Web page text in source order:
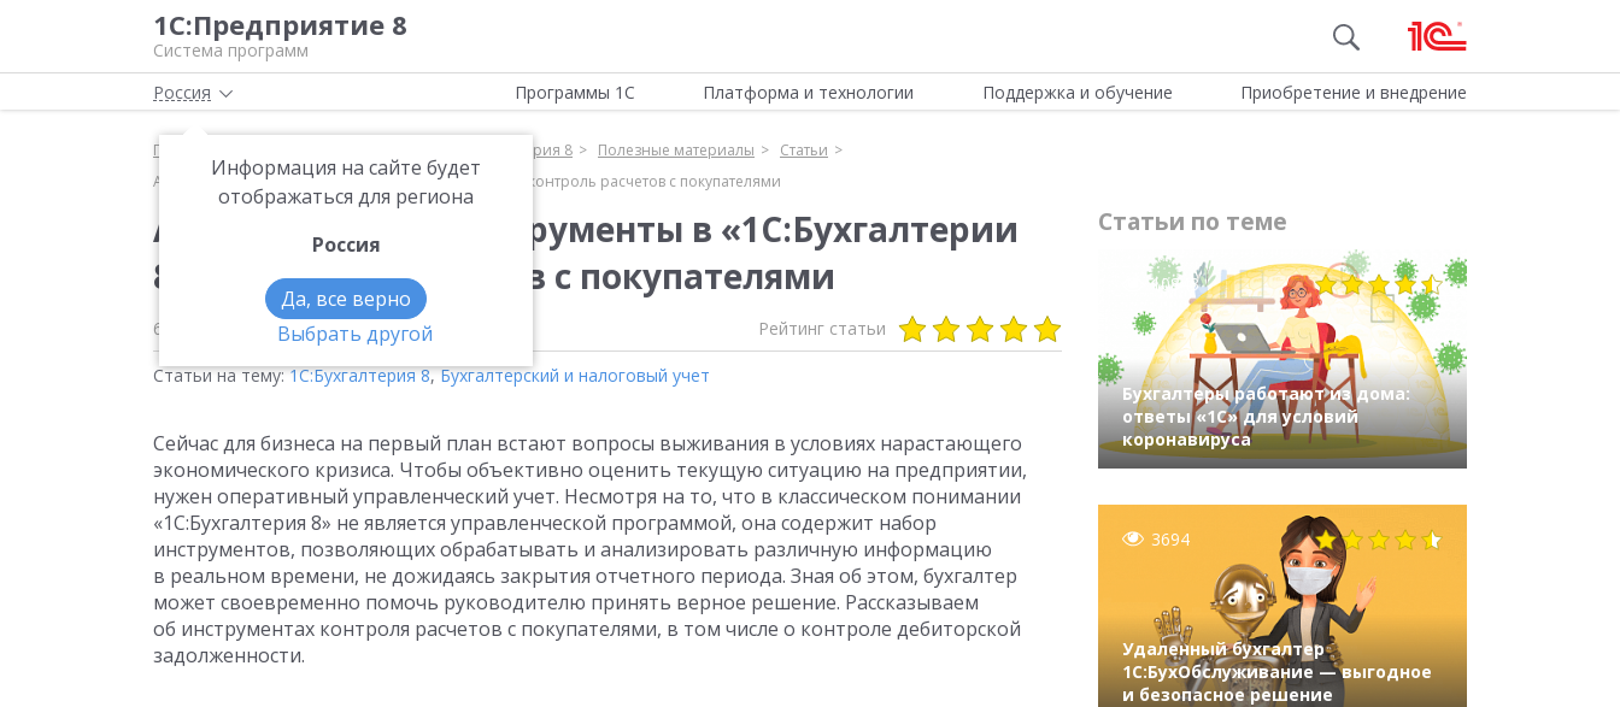
1С:Предприятие 8
Система программ
Россия
Информация на сайте будет
отображаться для региона
Россия
Да, все верно
Выбрать другой
Программы 1С Платформа и технологии Поддержка и обучение Приобретение и внедрение
Главная 1С:Бухгалтерия 8 Полезные материалы
Статьи
Антикризисные инструменты в «1С:Бухгалтерии 8»: контроль расчетов с покупателями
Антикризисные инструменты в «1С:Бухгалтерии
8»: контроль расчетов с покупателями
6 апреля 2020 Рейтинг статьи
Статьи на тему:1С:Бухгалтерия 8,Бухгалтерский и налоговый учет
Сейчас для бизнеса на первый план встают вопросы выживания в условиях нарастающего
экономического кризиса. Чтобы объективно оценить текущую ситуацию на предприятии,
нужен оперативный управленческий учет. Несмотря на то, что в классическом понимании
«1С:Бухгалтерия 8» не является управленческой программой, она содержит набор
инструментов, позволяющих обрабатывать и анализировать различную информацию
в реальном времени, не дожидаясь закрытия отчетного периода. Зная об этом, бухгалтер
может своевременно помочь руководителю принять верное решение. Рассказываем
об инструментах контроля расчетов с покупателями, в том числе о контроле дебиторской
задолженности.
Статьи по теме
10843
Бухгалтеры работают из дома:
ответы «1С» для условий
коронавируса
3694
Удаленный бухгалтер
1С:БухОбслуживание — выгодное
и безопасное решение